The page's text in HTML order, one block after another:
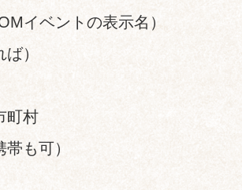
イベントの表示名）
）
町村
も可）